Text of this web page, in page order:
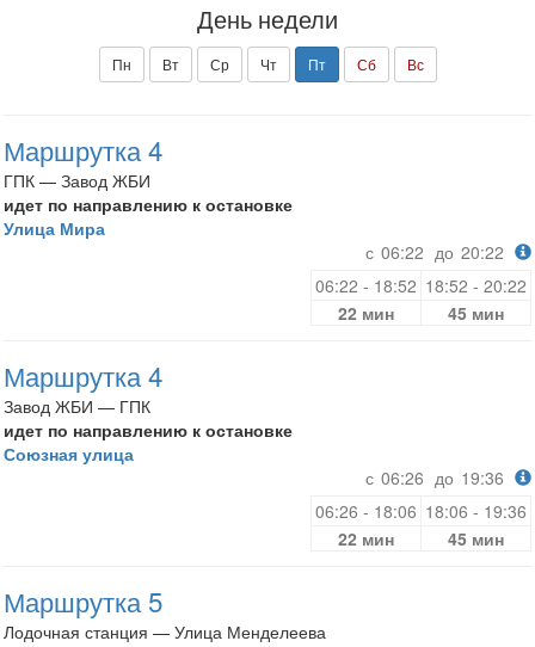
День недели
Пн Вт Ср Чт Пт Сб Вс
Маршрутка 4
ГПК — Завод ЖБИ
идет по направлению к остановке
Улица Мира
с 06:22 до 20:22
06:22 - 18:52 18:52 - 20:22
22 мин
45 мин
Маршрутка 4
Завод ЖБИ — ГПК
идет по направлению к остановке
Союзная улица
с 06:26 до 19:36
06:26 - 18:06 18:06 - 19:36
22 мин
45 мин
Маршрутка 5
Лодочная станция — Улица Менделеева